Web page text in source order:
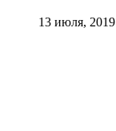
13 июля, 2019